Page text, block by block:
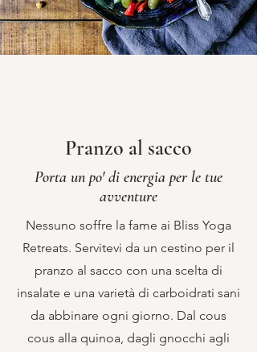
Pranzo al sacco
Porta un po' di energia per le tue
avventure
Nessuno soffre la fame ai Bliss Yoga
Retreats. Servitevi da un cestino per il
pranzo al sacco con una scelta di
insalate e una varietà di carboidrati sani
da abbinare ogni giorno. Dal cous
cous alla quinoa, dagli gnocchi agli